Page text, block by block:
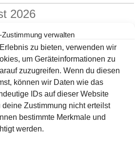
Zustimmung verwalten
zu bieten, verwenden wir
um Geräteinformationen zu
zuzugreifen. Wenn du diesen
können wir Daten wie das
IDs auf dieser Website
Zustimmung nicht erteilst
bestimmte Merkmale und
werden.
2026
B
Eintracht F.